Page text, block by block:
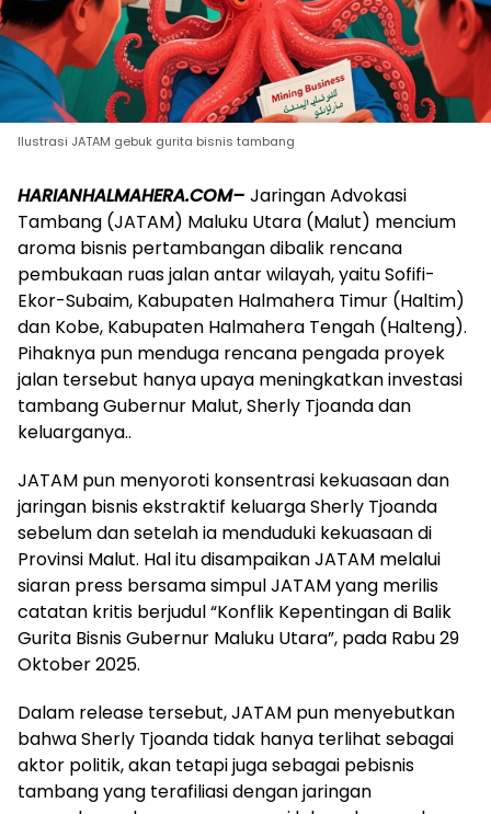
Ilustrasi JATAM gebuk gurita bisnis tambang
HARIANHALMAHERA.COM– Jaringan Advokasi
Tambang (JATAM) Maluku Utara (Malut) mencium
aroma bisnis pertambangan dibalik rencana
pembukaan ruas jalan antar wilayah, yaitu Sofifi-
Ekor-Subaim, Kabupaten Halmahera Timur (Haltim)
dan Kobe, Kabupaten Halmahera Tengah (Halteng).
Pihaknya pun menduga rencana pengada proyek
jalan tersebut hanya upaya meningkatkan investasi
tambang Gubernur Malut, Sherly Tjoanda dan
keluarganya..
JATAM pun menyoroti konsentrasi kekuasaan dan
jaringan bisnis ekstraktif keluarga Sherly Tjoanda
sebelum dan setelah ia menduduki kekuasaan di
Provinsi Malut. Hal itu disampaikan JATAM melalui
siaran press bersama simpul JATAM yang merilis
catatan kritis berjudul “Konflik Kepentingan di Balik
Gurita Bisnis Gubernur Maluku Utara”, pada Rabu 29
Oktober 2025.
Dalam release tersebut, JATAM pun menyebutkan
bahwa Sherly Tjoanda tidak hanya terlihat sebagai
aktor politik, akan tetapi juga sebagai pebisnis
tambang yang terafiliasi dengan jaringan